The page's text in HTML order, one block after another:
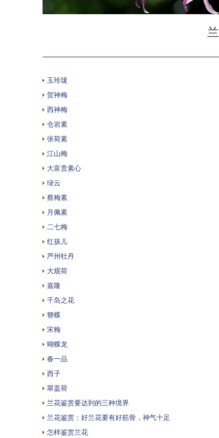
玉玲珑
贺神梅
西神梅
仓岩素
张荷素
江山梅
大富贵素心
绿云
蔡梅素
月佩素
二七梅
红孩儿
严州牡丹
大观荷
嘉隆
千岛之花
簪蝶
宋梅
蝴蝶龙
春一品
西子
翠盖荷
兰花鉴赏要达到的三种境界
兰花鉴赏：好兰花要有好筋骨，神气十足
怎样鉴赏兰花